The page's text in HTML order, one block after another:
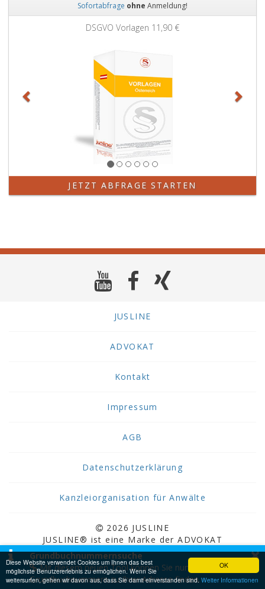
OK
Diese Website verwendet Cookies um Ihnen das best
möglichste Benutzererlebnis zu ermöglichen. Wenn Sie
weitersurfen, gehen wir davon aus, dass Sie damit einverstanden sind.Weiter Informationen
Sofortabfrage ohne Anmeldung!
DSGVO Vorlagen 11,90 €
JETZT ABFRAGE STARTEN
JUSLINE
ADVOKAT
Kontakt
Impressum
AGB
Datenschutzerklärung
Kanzleiorganisation für Anwälte
2026 JUSLINE
JUSLINE® ist eine Marke der ADVOKAT
Unternehmensberatung Greiter & Greiter GmbH.
×
Grundbuchnummernsuche
Mit diesem neuen Tool können Sie nun
Grundbuchnummern zu Ihrer Adresse finden.